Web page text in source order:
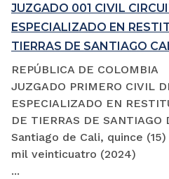
JUZGADO 001 CIVIL
ESPECIALIZADO EN
TIERRAS DE SANTIAGO
REPÚBLICA DE COLOMBIA
JUZGADO PRIMERO CIVIL
ESPECIALIZADO EN
DE TIERRAS DE SANTIAGO
Santiago de Cali, quince
mil veinticuatro (2024)
...